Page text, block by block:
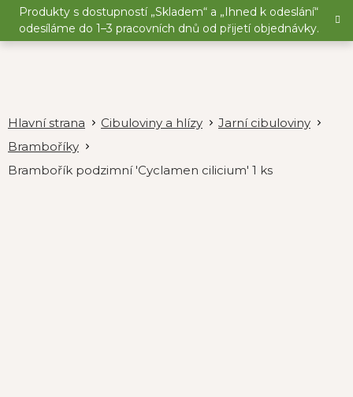
Přejít
obsah
Produkty s dostupností „Skladem“ a „Ihned k odeslání“
odesíláme do 1–3 pracovních dnů od přijetí objednávky.
Cibuloviny a hlízy
Jarní cibuloviny
Bramboříky
Brambořík podzimní 'Cyclamen cilicium' 1 ks